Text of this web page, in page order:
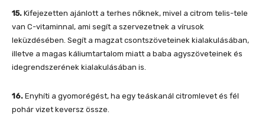
15. Kifejezetten ajánlott a terhes nőknek, mivel a citrom telis-tele
van C-vitaminnal, ami segít a szervezetnek a vírusok
leküzdésében. Segít a magzat csontszöveteinek kialakulásában,
illetve a magas káliumtartalom miatt a baba agyszöveteinek és
idegrendszerének kialakulásában is.
16. Enyhíti a gyomorégést, ha egy teáskanál citromlevet és fél
pohár vizet keversz össze.